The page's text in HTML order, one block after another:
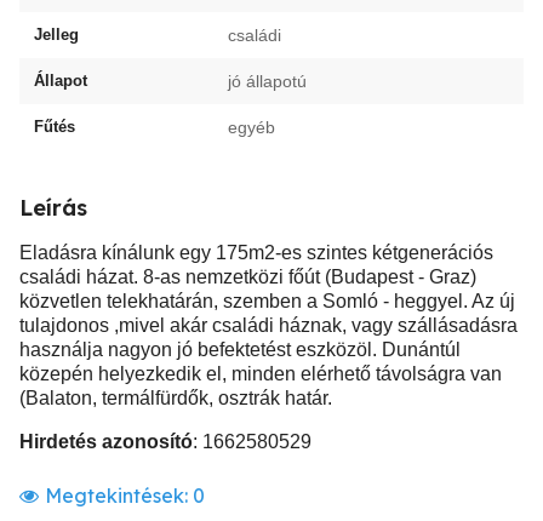
Jelleg családi
Állapot jó állapotú
Fűtés egyéb
Leírás
Eladásra kínálunk egy 175m2-es szintes kétgenerációs
családi házat. 8-as nemzetközi főút (Budapest - Graz)
közvetlen telekhatárán, szemben a Somló - heggyel. Az új
tulajdonos ,mivel akár családi háznak, vagy szállásadásra
használja nagyon jó befektetést eszközöl. Dunántúl
közepén helyezkedik el, minden elérhető távolságra van
(Balaton, termálfürdők, osztrák határ.
Hirdetés azonosító: 1662580529
Megtekintések: 0